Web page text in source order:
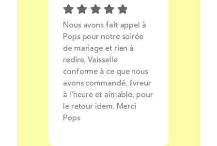
Nous avons fait appel à
Pops pour notre soirée
de mariage et rien à
redire. Vaisselle
conforme à ce que nous
avons commandé, livreur
à l’heure et aimable, pour
le retour idem. Merci
Pops